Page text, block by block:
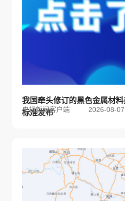
我国牵头修订的黑色金属材
标准发布
央视新闻客户端 2026-08-